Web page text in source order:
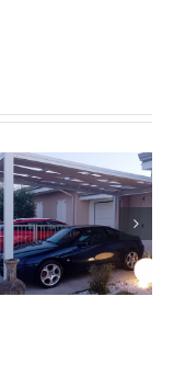
addossata
con telo in
PVC mod.
ARCADIA